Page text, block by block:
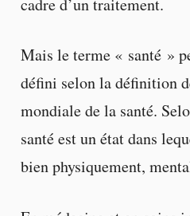
cadre d’un traitement.
Mais le terme « santé »
défini selon la définition
mondiale de la santé.
santé est un état dans
bien physiquement,